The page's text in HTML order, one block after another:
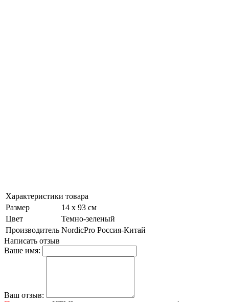
Характеристики товара
Размер
14 х 93 см
Цвет
Темно-зеленый
Производитель NordicPro Россия-Китай
Написать отзыв
Ваше имя:
Ваш отзыв: